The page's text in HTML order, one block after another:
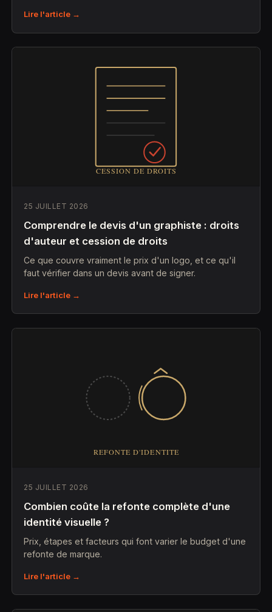
Lire l'article →
25 JUILLET 2026
Comprendre le devis d'un graphiste : droits
d'auteur et cession de droits
Ce que couvre vraiment le prix d'un logo, et ce qu'il
faut vérifier dans un devis avant de signer.
Lire l'article →
25 JUILLET 2026
Combien coûte la refonte complète d'une
identité visuelle ?
Prix, étapes et facteurs qui font varier le budget d'une
refonte de marque.
Lire l'article →